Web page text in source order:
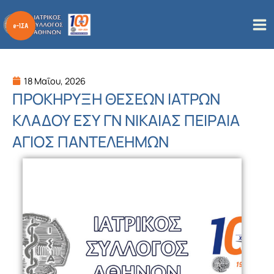
στο
περιεχόμενο
18 Μαΐου, 2026
ΠΡΟΚΗΡΥΞΗ ΘΕΣΕΩΝ ΙΑΤΡΩΝ
ΚΛΑΔΟΥ ΕΣΥ ΓΝ ΝΙΚΑΙΑΣ ΠΕΙΡΑΙΑ
ΑΓΙΟΣ ΠΑΝΤΕΛΕΗΜΩΝ